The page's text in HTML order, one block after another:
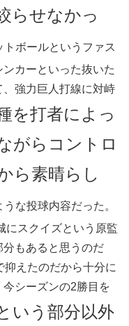
らせなかっ
ボールというファス
カーといった抜いた
強力巨人打線に対峙
を打者によっ
がらコントロ
ら素晴らし
うな投球内容だった。
にスクイズという原監
もあると思うのだ
えたのだから十分に
シーズンの2勝目を
いう部分以外